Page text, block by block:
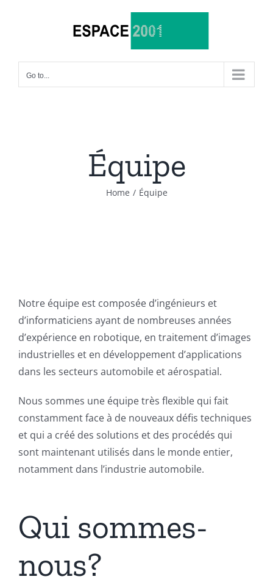
Go to...
Équipe
Home / Équipe
Notre équipe est composée d’ingénieurs et
d’informaticiens ayant de nombreuses années
d’expérience en robotique, en traitement d’images
industrielles et en développement d’applications
dans les secteurs automobile et aérospatial.
Nous sommes une équipe très flexible qui fait
constamment face à de nouveaux défis techniques
et qui a créé des solutions et des procédés qui
sont maintenant utilisés dans le monde entier,
notamment dans l’industrie automobile.
Qui sommes-
nous?